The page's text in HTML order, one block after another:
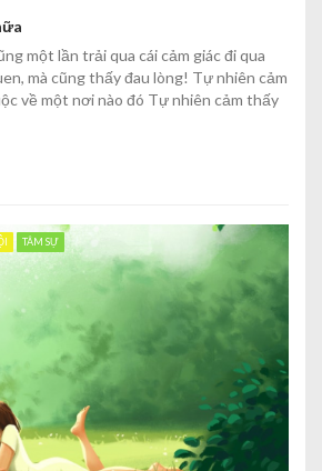
một lần trải qua cái cảm giác đi qua
mà cũng thấy đau lòng! Tự nhiên cảm
về một nơi nào đó Tự nhiên cảm thấy
TÂM SỰ